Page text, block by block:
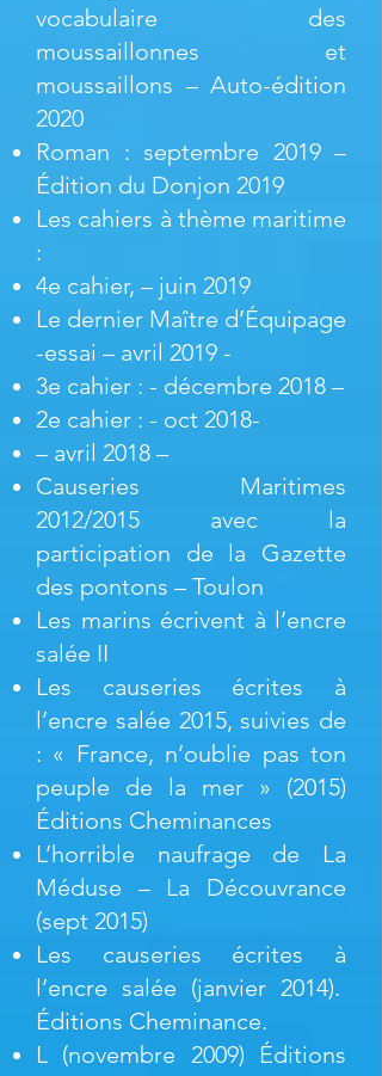
vocabulaire des
moussaillonnes et
moussaillons – Auto-édition
2020
Roman : septembre 2019 –
Édition du Donjon 2019
Les cahiers à thème maritime
:
4e cahier, – juin 2019
Le dernier Maître d’Équipage
-essai – avril 2019 -
3e cahier : - décembre 2018 –
2e cahier : - oct 2018-
– avril 2018 –
Causeries Maritimes
2012/2015 avec la
participation de la Gazette
des pontons – Toulon
Les marins écrivent à l’encre
salée II
Les causeries écrites à
l’encre salée 2015, suivies de
: « France, n’oublie pas ton
peuple de la mer » (2015)
Éditions Cheminances
L’horrible naufrage de La
Méduse – La Découvrance
(sept 2015)
Les causeries écrites à
l’encre salée (janvier 2014).
Éditions Cheminance.
L (novembre 2009) Éditions